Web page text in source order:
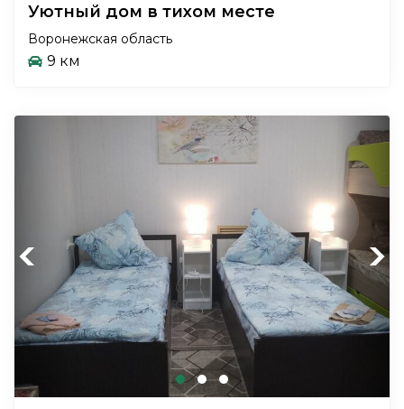
Уютный дом в тихом месте
Воронежская область
9 км
Previous Next